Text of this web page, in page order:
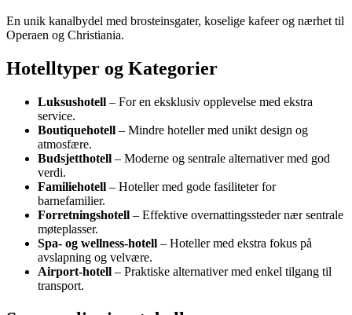
En unik kanalbydel med brosteinsgater, koselige kafeer og nærhet til
Operaen og Christiania.
Hotelltyper og Kategorier
Luksushotell – For en eksklusiv opplevelse med ekstra
service.
Boutiquehotell – Mindre hoteller med unikt design og
atmosfære.
Budsjetthotell – Moderne og sentrale alternativer med god
verdi.
Familiehotell – Hoteller med gode fasiliteter for
barnefamilier.
Forretningshotell – Effektive overnattingssteder nær sentrale
møteplasser.
Spa- og wellness-hotell – Hoteller med ekstra fokus på
avslapning og velvære.
Airport-hotell – Praktiske alternativer med enkel tilgang til
transport.